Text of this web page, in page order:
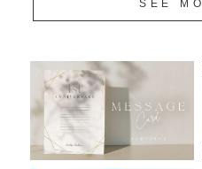
安心のチャビーバルーン
おすすめ商品
バルーン自動販売機
浮くバルーンオーダーメイ
SEE